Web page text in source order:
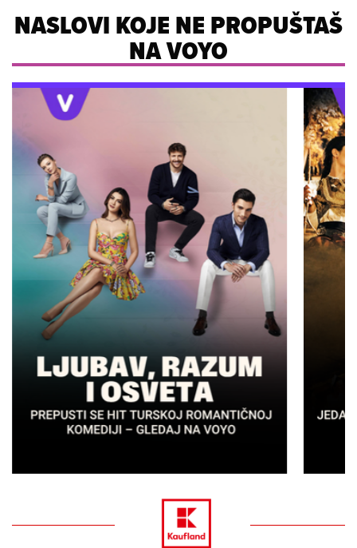
NASLOVI KOJE NE PROPUŠTAŠ
NA VOYO